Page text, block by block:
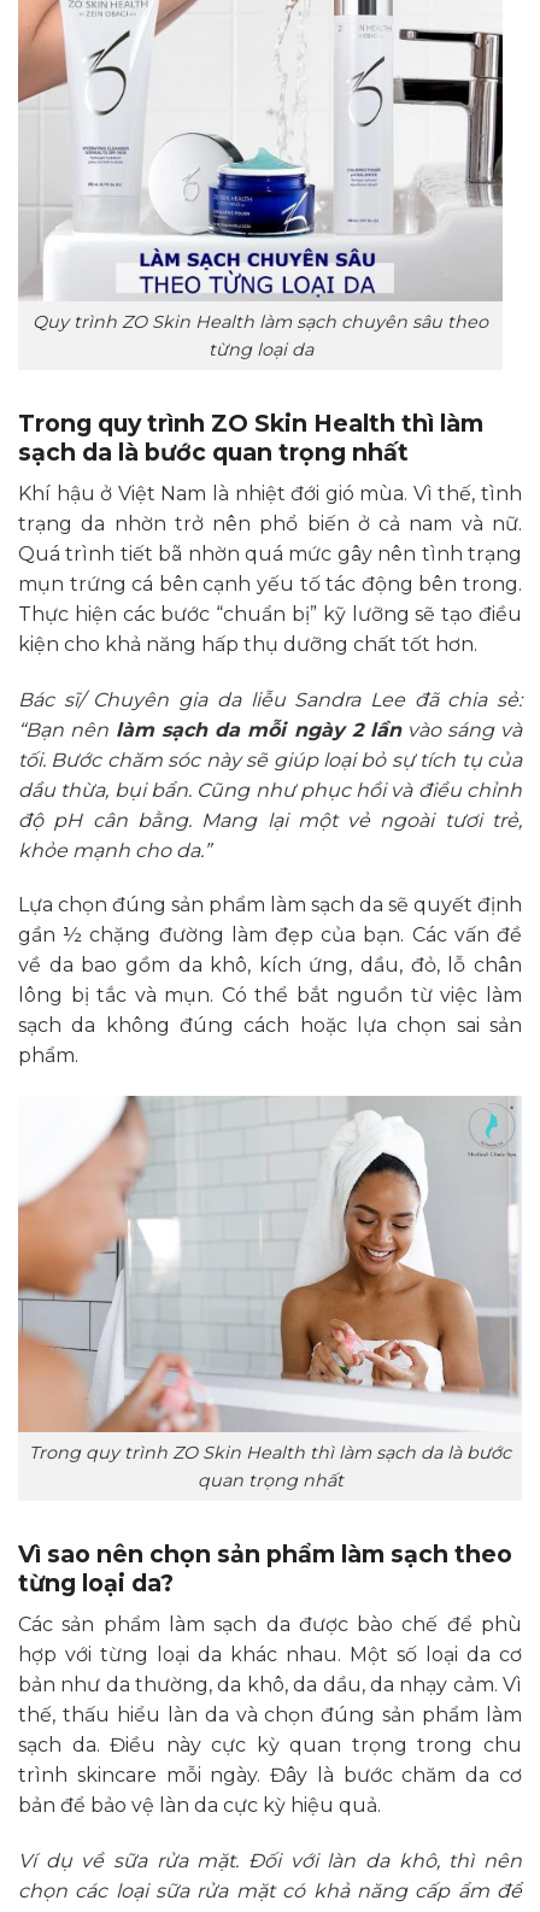
Quy trình ZO Skin Health làm sạch chuyên sâu theo
từng loại da
Trong quy trình ZO Skin Health thì làm
sạch da là bước quan trọng nhất
Khí hậu ở Việt Nam là nhiệt đới gió mùa. Vì thế, tình
trạng da nhờn trở nên phổ biến ở cả nam và nữ.
Quá trình tiết bã nhờn quá mức gây nên tình trạng
mụn trứng cá bên cạnh yếu tố tác động bên trong.
Thực hiện các bước “chuẩn bị” kỹ lưỡng sẽ tạo điều
kiện cho khả năng hấp thụ dưỡng chất tốt hơn.
Bác sĩ/ Chuyên gia da liễu Sandra Lee đã chia sẻ:
“Bạn nên làm sạch da mỗi ngày 2 lầnvào sáng và
tối. Bước chăm sóc này sẽ giúp loại bỏ sự tích tụ của
dầu thừa, bụi bẩn. Cũng như phục hồi và điều chỉnh
độ pH cân bằng. Mang lại một vẻ ngoài tươi trẻ,
khỏe mạnh cho da.”
Lựa chọn đúng sản phẩm làm sạch da sẽ quyết định
gần ½ chặng đường làm đẹp của bạn. Các vấn đề
về da bao gồm da khô, kích ứng, dầu, đỏ, lỗ chân
lông bị tắc và mụn. Có thể bắt nguồn từ việc làm
sạch da không đúng cách hoặc lựa chọn sai sản
phẩm.
Trong quy trình ZO Skin Health thì làm sạch da là bước
quan trọng nhất
Vì sao nên chọn sản phẩm làm sạch theo
từng loại da?
Các sản phẩm làm sạch da được bào chế để phù
hợp với từng loại da khác nhau. Một số loại da cơ
bản như da thường, da khô, da dầu, da nhạy cảm. Vì
thế, thấu hiểu làn da và chọn đúng sản phẩm làm
sạch da. Điều này cực kỳ quan trọng trong chu
trình skincare mỗi ngày. Đây là bước chăm da cơ
bản để bảo vệ làn da cực kỳ hiệu quả.
Ví dụ về sữa rửa mặt. Đối với làn da khô, thì nên
chọn các loại sữa rửa mặt có khả năng cấp ẩm để